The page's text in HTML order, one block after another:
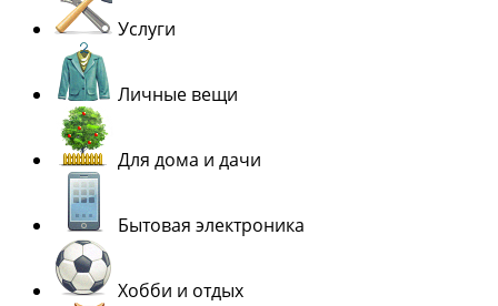
Услуги
Личные вещи
Для дома и дачи
Бытовая электроника
Хобби и отдых